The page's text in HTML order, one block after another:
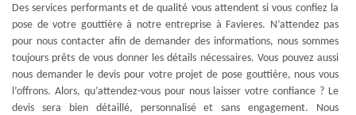
Des services performants et de qualité vous attendent si vous confiez la
pose de votre gouttière à notre entreprise à Favieres. N’attendez pas
pour nous contacter afin de demander des informations, nous sommes
toujours prêts de vous donner les détails nécessaires. Vous pouvez aussi
nous demander le devis pour votre projet de pose gouttière, nous vous
l’offrons. Alors, qu’attendez-vous pour nous laisser votre confiance ? Le
devis sera bien détaillé, personnalisé et sans engagement. Nous